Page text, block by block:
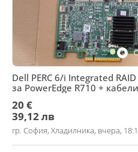
Dell PERC 6/i Integrated
за PowerEdge R710 +
20 €
39,12 лв
гр. София, Хладилника, вчера,